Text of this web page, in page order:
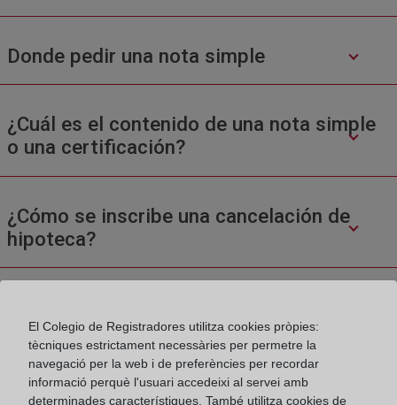
Donde pedir una nota simple
¿Cuál es el contenido de una nota simple
o una certificación?
¿Cómo se inscribe una cancelación de
hipoteca?
El Colegio de Registradores utilitza cookies pròpies:
tècniques estrictament necessàries per permetre la
navegació per la web i de preferències per recordar
informació perquè l'usuari accedeixi al servei amb
determinades característiques. També utilitza cookies de